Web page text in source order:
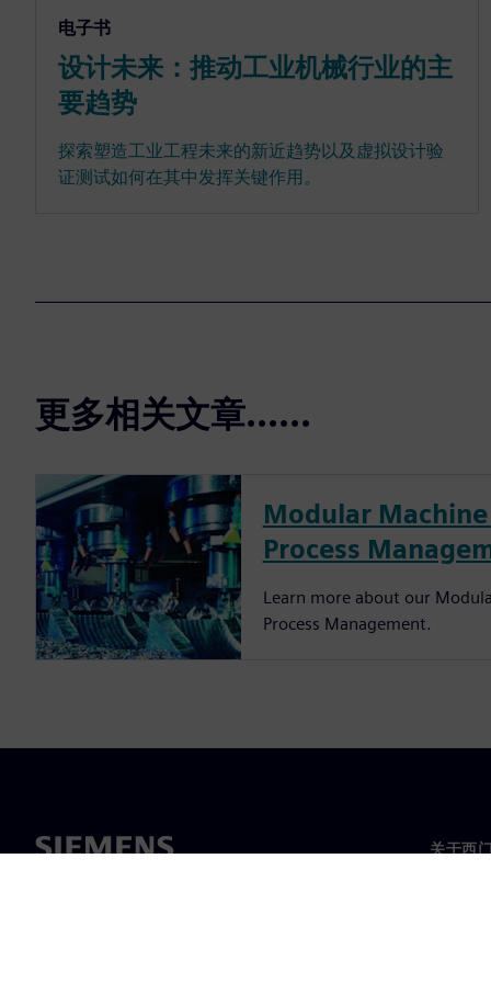
电子书
设计未来：推动工业机械行业的主
要趋势
探索塑造工业工程未来的新近趋势以及虚拟设计验
证测试如何在其中发挥关键作用。
更多相关文章......
Modular
Process
Learn more about our
Process Management.
关于西